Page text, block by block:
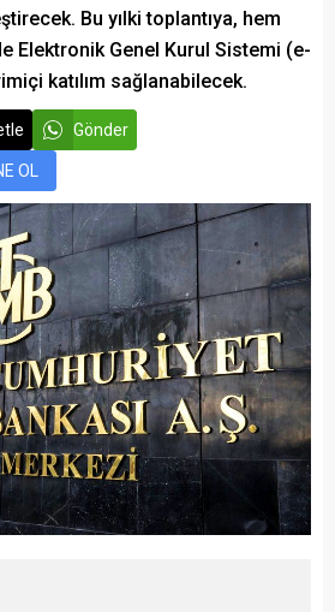
Bu yılki toplantıya, hem
Elektronik Genel Kurul Sistemi (e-
katılım sağlanabilecek.
Gönder
OL